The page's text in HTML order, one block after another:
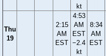
kt
Thu
19
2:15
AM
EST
4:53
AM
EST
−2.4
kt
8:34
AM
EST